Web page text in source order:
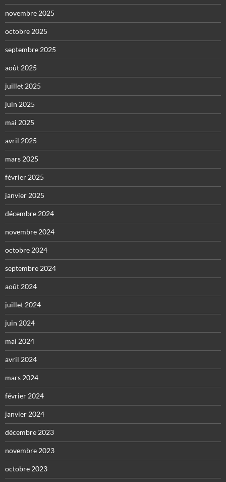
novembre 2025
octobre 2025
septembre 2025
août 2025
juillet 2025
juin 2025
mai 2025
avril 2025
mars 2025
février 2025
janvier 2025
décembre 2024
novembre 2024
octobre 2024
septembre 2024
août 2024
juillet 2024
juin 2024
mai 2024
avril 2024
mars 2024
février 2024
janvier 2024
décembre 2023
novembre 2023
octobre 2023